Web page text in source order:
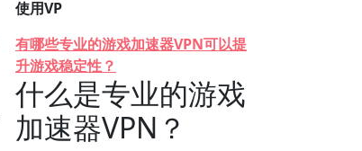
使用VP
有哪些专业的游戏加速器VPN可以提
升游戏稳定性？
什么是专业的游戏
加速器VPN？